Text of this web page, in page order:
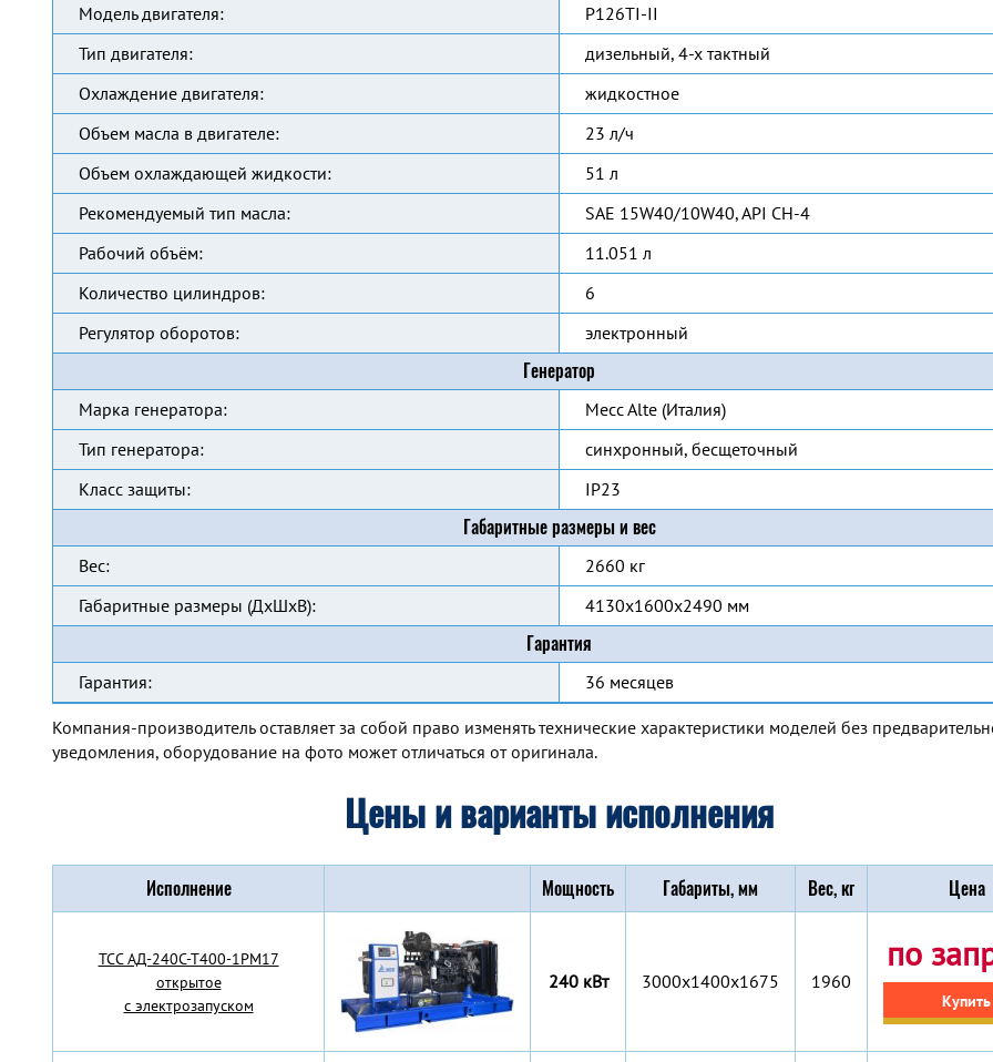
Модель двигателя:
P126TI-II
Тип двигателя:
дизельный, 4-х тактный
Охлаждение двигателя:
жидкостное
Объем масла в двигателе:
23 л/ч
Объем охлаждающей жидкости:
51 л
Рекомендуемый тип масла:
SAE 15W40/10W40, API CH-4
Рабочий объём:
11.051 л
Количество цилиндров:
6
Регулятор оборотов:
электронный
Генератор
Марка генератора:
Mecc Alte (Италия)
Тип генератора:
синхронный, бесщеточный
Класс защиты:
IP23
Габаритные размеры и вес
Вес:
2660 кг
Габаритные размеры (ДхШхВ):
4130x1600x2490 мм
Гарантия
Гарантия: 36 месяцев
Компания-производитель оставляет за собой право изменять технические характеристики моделей без
уведомления, оборудование на фото может отличаться от оригинала.
Цены и варианты исполнения
Исполнение Мощность Габариты, мм Вес, кг Цена
TCC АД-240С-Т400-1РМ17
открытое
с электрозапуском
240 кВт 3000x1400x1675 1960
по
Купить